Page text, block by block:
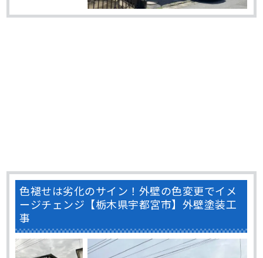
色褪せは劣化のサイン！外壁の色変更でイメ
ージチェンジ【栃木県宇都宮市】外壁塗装工
事